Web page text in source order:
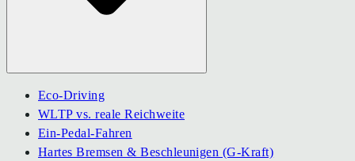
Eco-Driving
WLTP vs. reale Reichweite
Ein-Pedal-Fahren
Hartes Bremsen & Beschleunigen (G-Kraft)